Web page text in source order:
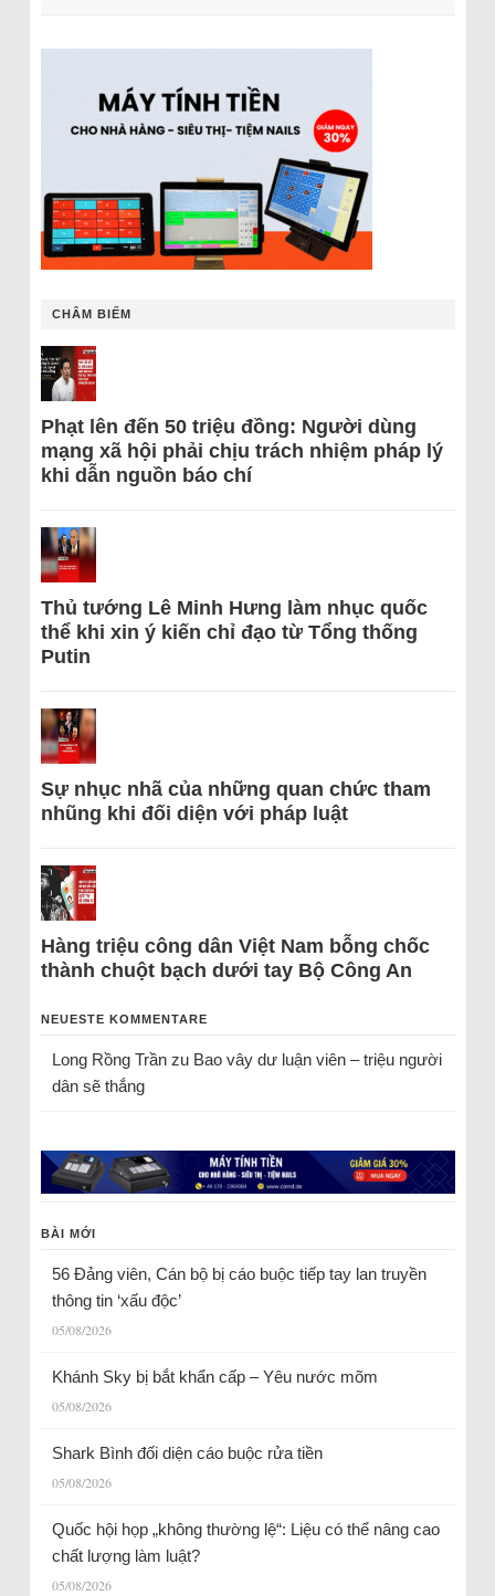
CHÂM BIẾM
Phạt lên đến 50 triệu đồng: Người dùng
mạng xã hội phải chịu trách nhiệm pháp lý
khi dẫn nguồn báo chí
Thủ tướng Lê Minh Hưng làm nhục quốc
thể khi xin ý kiến chỉ đạo từ Tổng thống
Putin
Sự nhục nhã của những quan chức tham
nhũng khi đối diện với pháp luật
Hàng triệu công dân Việt Nam bỗng chốc
thành chuột bạch dưới tay Bộ Công An
NEUESTE KOMMENTARE
Long Rồng Trầnzu Bao vây dư luận viên – triệu người
dân sẽ thắng
BÀI MỚI
56 Đảng viên, Cán bộ bị cáo buộc tiếp tay lan truyền
thông tin ‘xấu độc’
05/08/2026
Khánh Sky bị bắt khẩn cấp – Yêu nước mõm
05/08/2026
Shark Bình đối diện cáo buộc rửa tiền
05/08/2026
Quốc hội họp „không thường lệ“: Liệu có thể nâng cao
chất lượng làm luật?
05/08/2026